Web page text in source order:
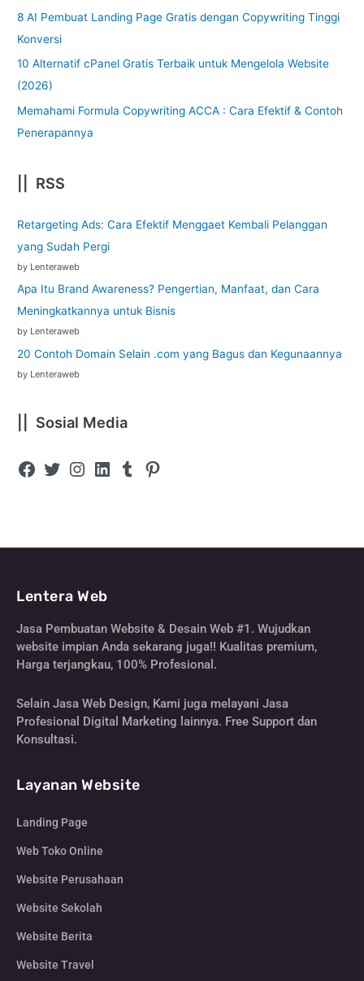
8 AI Pembuat Landing Page Gratis dengan Copywriting Tinggi
Konversi
10 Alternatif cPanel Gratis Terbaik untuk Mengelola Website
(2026)
Memahami Formula Copywriting ACCA : Cara Efektif & Contoh
Penerapannya
|| RSS
Retargeting Ads: Cara Efektif Menggaet Kembali Pelanggan
yang Sudah Pergi
by Lenteraweb
Apa Itu Brand Awareness? Pengertian, Manfaat, dan Cara
Meningkatkannya untuk Bisnis
by Lenteraweb
20 Contoh Domain Selain .com yang Bagus dan Kegunaannya
by Lenteraweb
|| Sosial Media
Lentera Web
Jasa Pembuatan Website & Desain Web #1. Wujudkan
website impian Anda sekarang juga!! Kualitas premium,
Harga terjangkau, 100% Profesional.
Selain Jasa Web Design, Kami juga melayani Jasa
Profesional Digital Marketing lainnya. Free Support dan
Konsultasi.
Layanan Website
Landing Page
Web Toko Online
Website Perusahaan
Website Sekolah
Website Berita
Website Travel